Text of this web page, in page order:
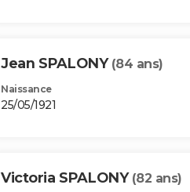
Jean SPALONY (84 ans)
Naissance
25/05/1921
Victoria SPALONY (82 ans)